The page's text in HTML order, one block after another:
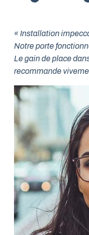
« Installation
Notre porte
Le gain de place
recommande